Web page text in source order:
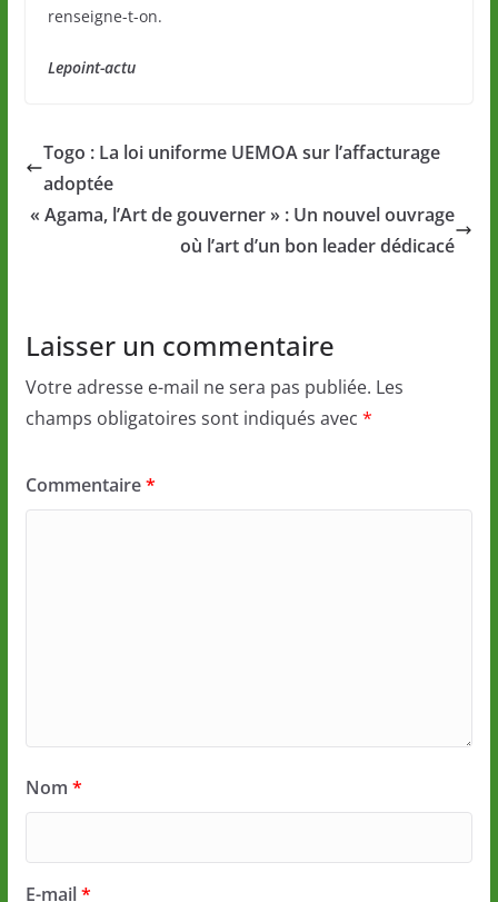
renseigne-t-on.
Lepoint-actu
Togo : La loi uniforme UEMOA sur l’affacturage
adoptée
« Agama, l’Art de gouverner » : Un nouvel ouvrage
où l’art d’un bon leader dédicacé
Laisser un commentaire
Votre adresse e-mail ne sera pas publiée. Les
champs obligatoires sont indiqués avec *
Commentaire*
Nom *
E-mail*